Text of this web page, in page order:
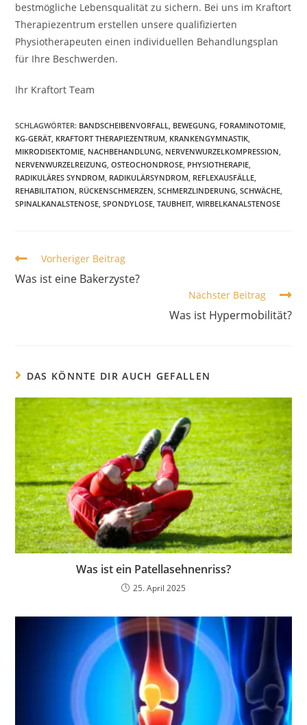
bestmögliche Lebensqualität zu sichern. Bei uns im Kraftort
Therapiezentrum erstellen unsere qualifizierten
Physiotherapeuten einen individuellen Behandlungsplan
für Ihre Beschwerden.
Ihr Kraftort Team
SCHLAGWÖRTER: BANDSCHEIBENVORFALL BEWEGUNG FORAMINOTOMIE
KG-GERÄT KRAFTORT THERAPIEZENTRUM KRANKENGYMNASTIK
MIKRODISEKTOMIE NACHBEHANDLUNG NERVENWURZELKOMPRESSION
NERVENWURZELREIZUNG OSTEOCHONDROSE PHYSIOTHERAPIE
RADIKULÄRES SYNDROM RADIKULÄRSYNDROM REFLEXAUSFÄLLE
REHABILITATION RÜCKENSCHMERZEN SCHMERZLINDERUNG SCHWÄCHE
SPINALKANALSTENOSE SPONDYLOSE TAUBHEIT WIRBELKANALSTENOSE
Vorheriger Beitrag
Was ist eine Bakerzyste?
Nächster Beitrag
Was ist Hypermobilität?
DAS KÖNNTE DIR AUCH GEFALLEN
Was ist ein Patellasehnenriss?
25. April 2025